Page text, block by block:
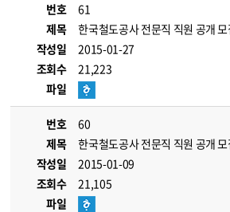
번호
61
제목
한국철도공사 전문직 직원 공개 모
작성일
2015-01-27
조회수
21,223
파일
번호
60
제목
한국철도공사 전문직 직원 공개
작성일
2015-01-09
조회수
21,105
파일